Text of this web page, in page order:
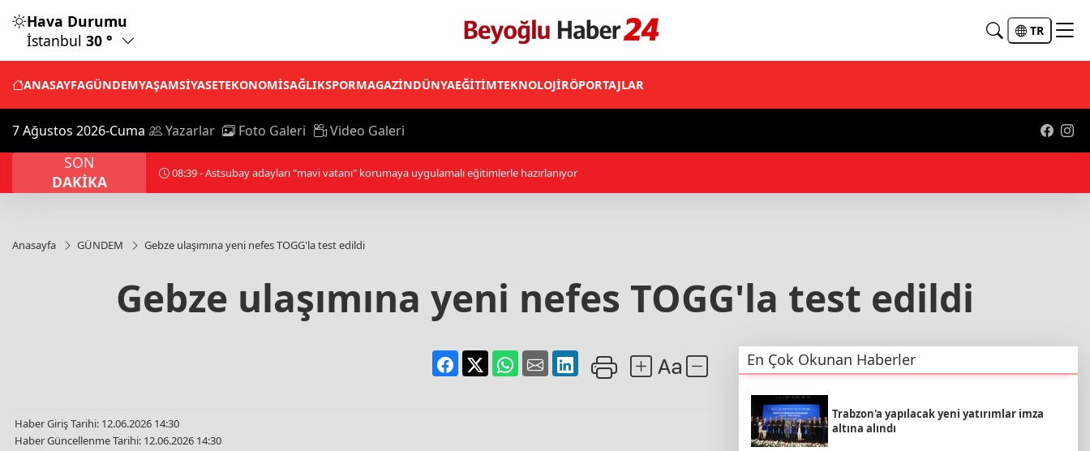
Hava Durumu
İstanbul 30 ° TR
ANASAYFAGÜNDEMYAŞAMSİYASETEKONOMİSAĞLIKSPORMAGAZİNDÜNYAEĞİTİMTEKNOLOJİRÖPORTAJLAR
7 Ağustos 2026-Cuma Yazarlar Foto Galeri Video Galeri
SON
DAKİKA
09:01 - Küresel piyasalarda gözler ABD'de açıklanacak tarım dışı istihdam verisinde
Anasayfa GÜNDEM Gebze ulaşımına yeni nefes TOGG'la test edildi
Gebze ulaşımına yeni nefes TOGG'la test edildi
Haber Giriş Tarihi: 12.06.2026 14:30
Haber Güncellenme Tarihi: 12.06.2026 14:30
En Çok Okunan Haberler
Trabzon'a yapılacak yeni yatırımlar imza
altına alındı